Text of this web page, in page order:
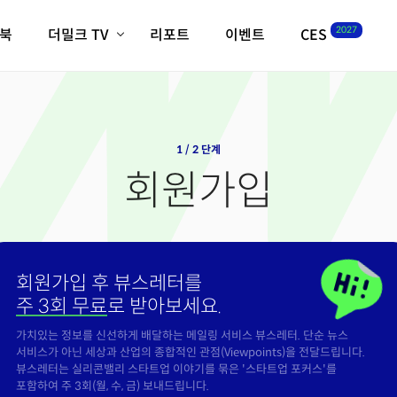
더밀크 TV
크리스의 뉴욕 시그널
밸리토크
리포트 이벤트 CES 2027
1 / 2 단계
회원가입
회원가입 후 뷰스레터를
주 3회 무료로 받아보세요.
가치있는 정보를 신선하게 배달하는 메일링 서비스 뷰스레터. 단순 뉴스
서비스가 아닌 세상과 산업의 종합적인 관점(Viewpoints)을 전달드립니다.
뷰스레터는 실리콘밸리 스타트업 이야기를 묶은 '스타트업 포커스'를
포함하여 주 3회(월, 수, 금) 보내드립니다.